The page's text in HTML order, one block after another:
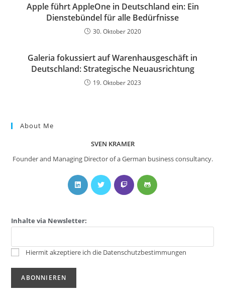
Apple führt AppleOne in Deutschland ein: Ein
Dienstebündel für alle Bedürfnisse
30. Oktober 2020
Galeria fokussiert auf Warenhausgeschäft in
Deutschland: Strategische Neuausrichtung
19. Oktober 2023
About Me
SVEN KRAMER
Founder and Managing Director of a German business consultancy.
Inhalte via Newsletter:
Hiermit akzeptiere ich die Datenschutzbestimmungen